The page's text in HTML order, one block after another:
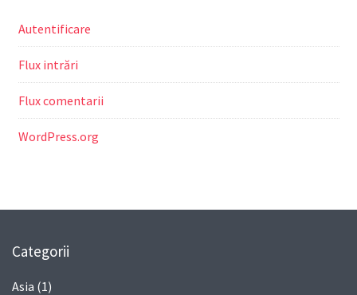
Autentificare
Flux intrări
Flux comentarii
WordPress.org
Categorii
Asia (1)